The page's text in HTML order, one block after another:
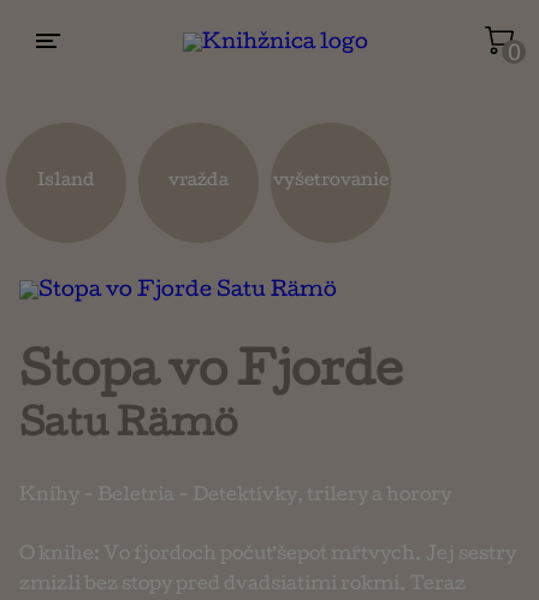
0
Island vražda vyšetrovanie
Stopa vo Fjorde
Satu Rämö
Knihy - Beletria - Detektívky, trilery a horory
O knihe: Vo fjordoch počuť šepot mŕtvych. Jej sestry
zmizli bez stopy pred dvadsiatimi rokmi. Teraz